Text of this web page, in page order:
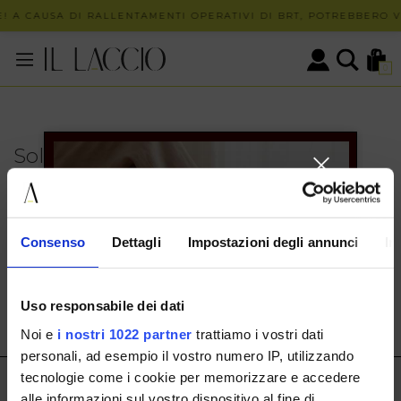
Consenso Dettagli Impostazioni degli annunci
Uso responsabile dei dati
Noi e i nostri 1022 partner trattiamo i vostri dati
personali, ad esempio il vostro numero IP, utilizzando
tecnologie come i cookie per memorizzare e accedere
A CAUSA DI RALLENTAMENTI OPERATIVI DI BRT, POTREBBERO
0
Solo in negozio
PUOI TROVARE QUESTO ARTICOLO SOLO PRESSO I
NOSTRI PUNTI VENDITA:
customerservice@illaccio.it
IL LACCIO